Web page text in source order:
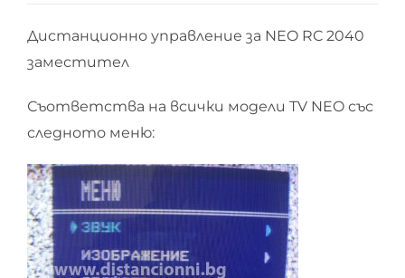
Дистанционно управление за NEO RC 2040
заместител
Съответства на всички модели TV NEO със
следното меню: